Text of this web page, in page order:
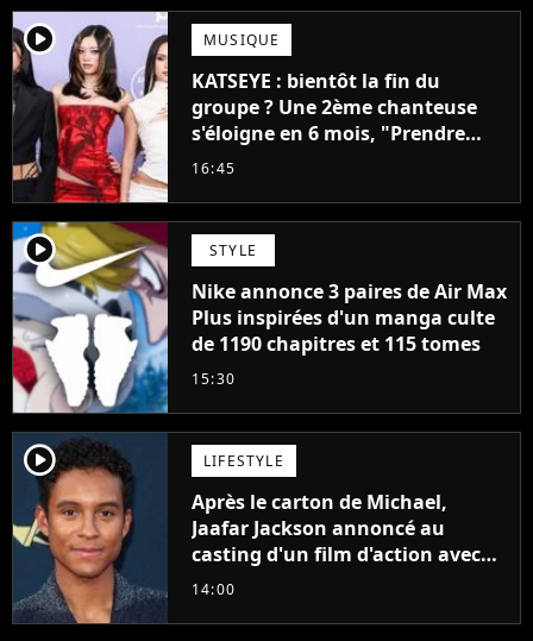
player2 MUSIQUE
KATSEYE : bientôt la fin du
groupe ? Une 2ème chanteuse
s'éloigne en 6 mois, "Prendre
cette décision n’a pas été facile"
16:45
player2 STYLE
Nike annonce 3 paires de Air Max
Plus inspirées d'un manga culte
de 1190 chapitres et 115 tomes
15:30
player2 LIFESTYLE
Après le carton de Michael,
Jaafar Jackson annoncé au
casting d'un film d'action avec
Will Smith
14:00